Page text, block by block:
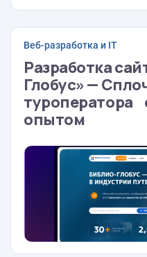
Веб-разработка и IT
Разработка
Глобус» —
туроператора
опытом